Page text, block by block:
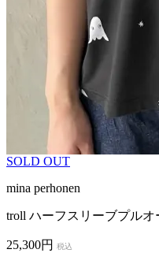
SOLD OUT
mina perhonen
troll ハーフスリーブプルオ
25,300円 税込